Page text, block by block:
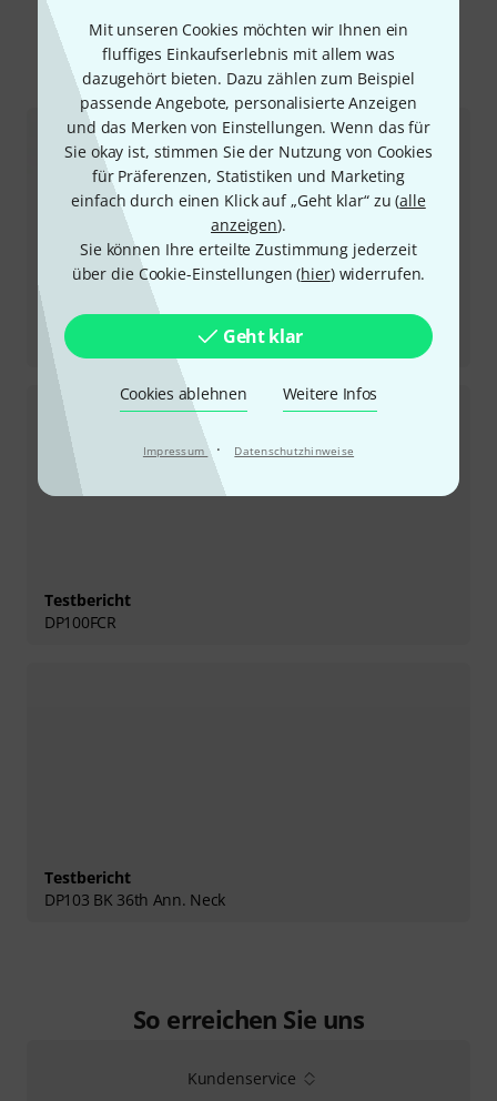
Mit unseren Cookies möchten wir Ihnen ein
fluffiges Einkaufserlebnis mit allem was
dazugehört bieten. Dazu zählen zum Beispiel
passende Angebote, personalisierte Anzeigen
und das Merken von Einstellungen. Wenn das für
Sie okay ist, stimmen Sie der Nutzung von Cookies
für Präferenzen, Statistiken und Marketing
einfach durch einen Klick auf „Geht klar“ zu (alle
anzeigen).
Sie können Ihre erteilte Zustimmung jederzeit
über die Cookie-Einstellungen (hier) widerrufen.
Geht klar
Cookies ablehnen Weitere Infos
Impressum · Datenschutzhinweise
Mehr zu DiMarzio
Testbericht
DP210 Tone Zone P90 Creme
Testbericht
DP100FCR
Testbericht
DP103 BK 36th Ann. Neck
So erreichen Sie uns
Kundenservice